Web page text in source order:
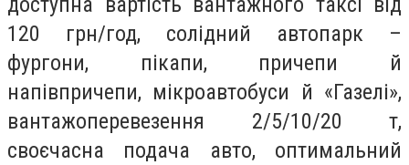
120 грн/год, солідний автопарк –
фургони, пікапи, причепи й
напівпричепи, мікроавтобуси й «Газелі»,
вантажоперевезення 2/5/10/20 т,
своєчасна подача авто, оптимальний